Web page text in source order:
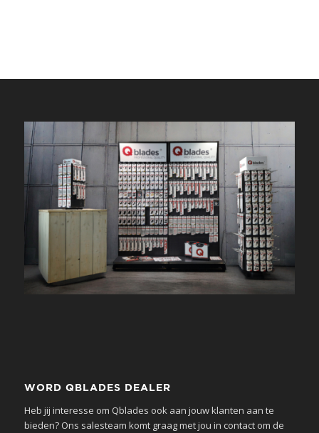
WORD QBLADES DEALER
Heb jij interesse om Qblades ook aan jouw klanten aan te
bieden? Ons salesteam komt graag met jou in contact om de